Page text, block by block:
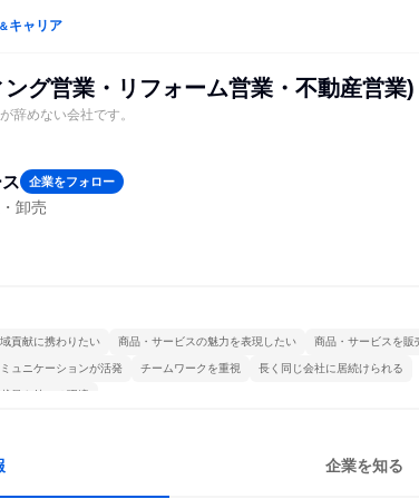
＆キャリア
グ営業・リフォーム営業・不動産営業)
辞めない会社です。
企業をフォロー
卸売
貢献に携わりたい 商品・サービスの魅力を表現したい 商品・サービスを販
ュニケーションが活発 チームワークを重視 長く同じ会社に居続けられる
量を持てる環境
企業を知る